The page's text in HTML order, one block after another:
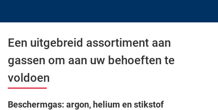
Een uitgebreid assortiment aan
gassen om aan uw behoeften te
voldoen
Beschermgas: argon, helium en stikstof